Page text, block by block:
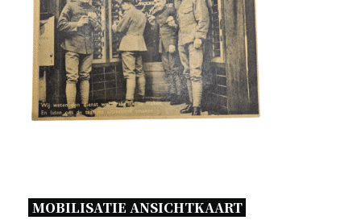
MOBILISATIE ANSICHTKAART